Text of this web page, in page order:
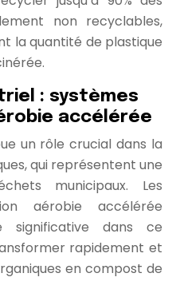
non recyclables,
la quantité de plastique
: systèmes
accélérée
un rôle crucial dans la
qui représentent une
municipaux. Les
aérobie accélérée
significative dans ce
rapidement et
en compost de